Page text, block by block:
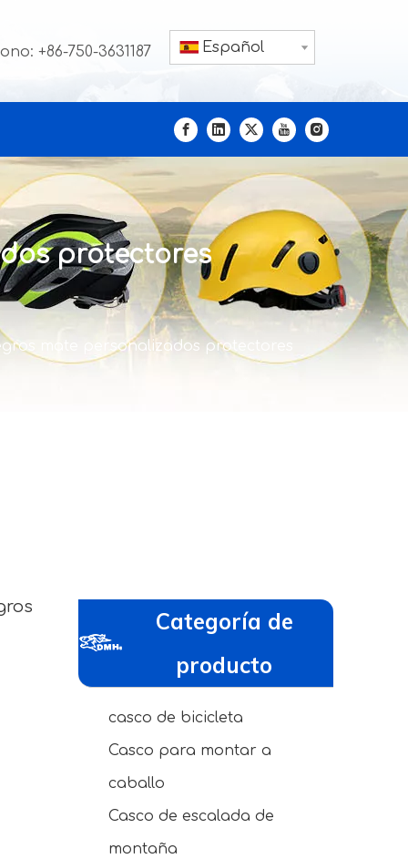
+86-750-3631187 Español
protectores
mate personalizados protectores
Categoría de
producto
casco de bicicleta
Casco para montar a
caballo
Casco de escalada de
montaña